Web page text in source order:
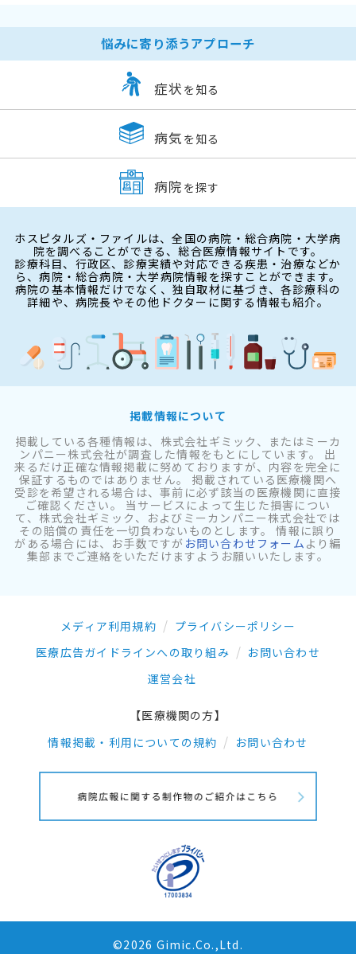
悩みに寄り添うアプローチ
症状 を知る
病気 を知る
病院 を探す
ホスピタルズ・ファイルは、全国の病院・総合病院・大学病
院を調べることができる、総合医療情報サイトです。
診療科目、行政区、診療実績や対応できる疾患・治療などか
ら、病院・総合病院・大学病院情報を探すことができます。
病院の基本情報だけでなく、独自取材に基づき、各診療科の
詳細や、病院長やその他ドクターに関する情報も紹介。
掲載情報について
掲載している各種情報は、株式会社ギミック、またはミーカ
ンパニー株式会社が調査した情報をもとにしています。 出
来るだけ正確な情報掲載に努めておりますが、内容を完全に
保証するものではありません。 掲載されている医療機関へ
受診を希望される場合は、事前に必ず該当の医療機関に直接
ご確認ください。 当サービスによって生じた損害につい
て、株式会社ギミック、およびミーカンパニー株式会社では
その賠償の責任を一切負わないものとします。 情報に誤り
がある場合には、お手数ですが お問い合わせフォーム より編
集部までご連絡をいただけますようお願いいたします。
メディア利用規約
プライバシーポリシー
医療広告ガイドラインへの取り組み
お問い合わせ
運営会社
【医療機関の方】
情報掲載・利用についての規約
お問い合わせ
©2026 Gimic.Co.,Ltd.